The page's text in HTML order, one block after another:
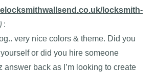
locksmith-
:
very nice colors & theme. Did you
or did you hire someone
answer back as I’m looking to create